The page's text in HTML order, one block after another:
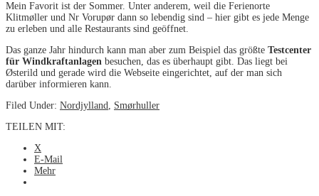
Mein Favorit ist der Sommer. Unter anderem, weil die Ferienorte
Klitmøller und Nr Vorupør dann so lebendig sind – hier gibt es jede Menge
zu erleben und alle Restaurants sind geöffnet.
Das ganze Jahr hindurch kann man aber zum Beispiel das größte Testcenter
für Windkraftanlagen besuchen, das es überhaupt gibt. Das liegt bei
Østerild und gerade wird die Webseite eingerichtet, auf der man sich
darüber informieren kann.
Filed Under: Nordjylland, Smørhuller
TEILEN MIT:
X
E-Mail
Mehr